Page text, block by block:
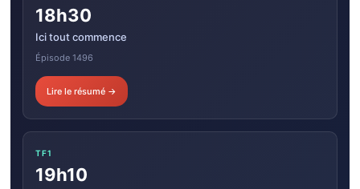
18h30
Ici tout commence
Épisode 1496
Lire le résumé →
TF1
19h10